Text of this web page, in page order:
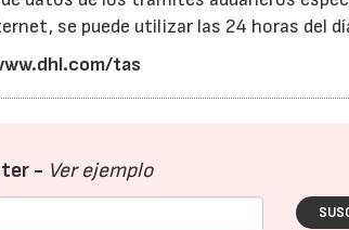
se puede utilizar las 24 horas del
tas
- Ver ejemplo